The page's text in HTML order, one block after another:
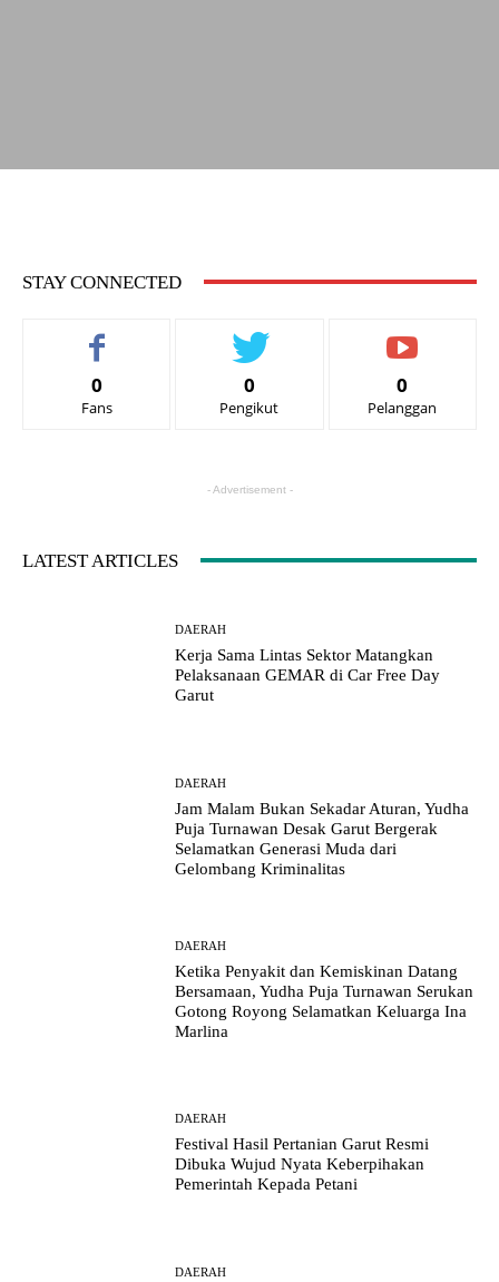
STAY CONNECTED
0
Fans
0
Pengikut
0
Pelanggan
- Advertisement -
LATEST ARTICLES
DAERAH
Kerja Sama Lintas Sektor Matangkan
Pelaksanaan GEMAR di Car Free Day
Garut
DAERAH
Jam Malam Bukan Sekadar Aturan, Yudha
Puja Turnawan Desak Garut Bergerak
Selamatkan Generasi Muda dari
Gelombang Kriminalitas
DAERAH
Ketika Penyakit dan Kemiskinan Datang
Bersamaan, Yudha Puja Turnawan Serukan
Gotong Royong Selamatkan Keluarga Ina
Marlina
DAERAH
Festival Hasil Pertanian Garut Resmi
Dibuka Wujud Nyata Keberpihakan
Pemerintah Kepada Petani
DAERAH